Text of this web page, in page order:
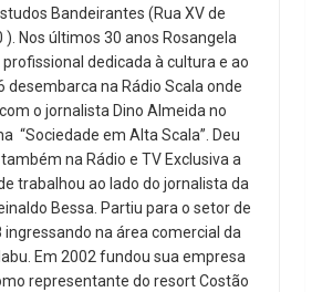
Bandeirantes (Rua XV de
). Nos últimos 30 anos Rosangela
dedicada à cultura e ao
desembarca na Rádio Scala onde
o jornalista Dino Almeida no
“Sociedade em Alta Scala”. Deu
na Rádio e TV Exclusiva a
trabalhou ao lado do jornalista da
Bessa. Partiu para o setor de
na área comercial da
Em 2002 fundou sua empresa
representante do resort Costão